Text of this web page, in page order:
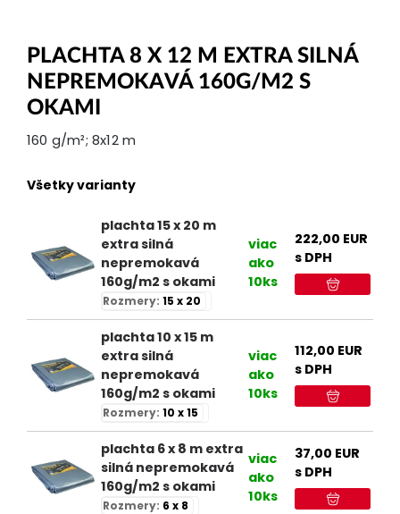
PLACHTA 8 X 12 M EXTRA SILNÁ
NEPREMOKAVÁ 160G/M2 S
OKAMI
160 g/m²; 8x12 m
Všetky varianty
plachta 15 x 20 m
extra silná
nepremokavá
160g/m2 s okami
Rozmery: 15 x 20
viac
ako
10ks
222,00 EUR
s DPH
plachta 10 x 15 m
extra silná
nepremokavá
160g/m2 s okami
Rozmery: 10 x 15
viac
ako
10ks
112,00 EUR
s DPH
plachta 6 x 8 m extra
silná nepremokavá
160g/m2 s okami
Rozmery: 6 x 8
viac
ako
10ks
37,00 EUR
s DPH